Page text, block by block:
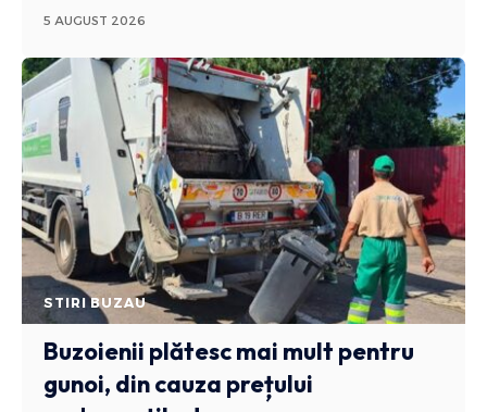
5 AUGUST 2026
STIRI BUZAU
Buzoienii plătesc mai mult pentru
gunoi, din cauza prețului